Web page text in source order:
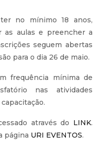
no mínimo 18 anos,
as aulas e preencher a
seguem abertas
para o dia 26 de maio.
frequência mínima de
nas atividades
através do LINK.
página URI EVENTOS.